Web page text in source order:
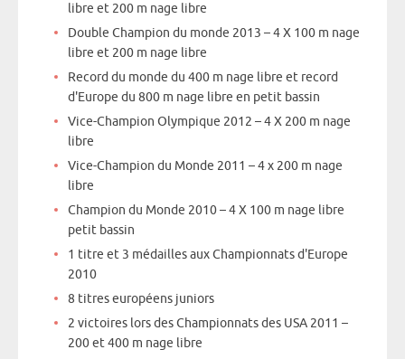
libre et 200 m nage libre
Double Champion du monde 2013 – 4 X 100 m nage
libre et 200 m nage libre
Record du monde du 400 m nage libre et record
d'Europe du 800 m nage libre en petit bassin
Vice-Champion Olympique 2012 – 4 X 200 m nage
libre
Vice-Champion du Monde 2011 – 4 x 200 m nage
libre
Champion du Monde 2010 – 4 X 100 m nage libre
petit bassin
1 titre et 3 médailles aux Championnats d'Europe
2010
8 titres européens juniors
2 victoires lors des Championnats des USA 2011 –
200 et 400 m nage libre